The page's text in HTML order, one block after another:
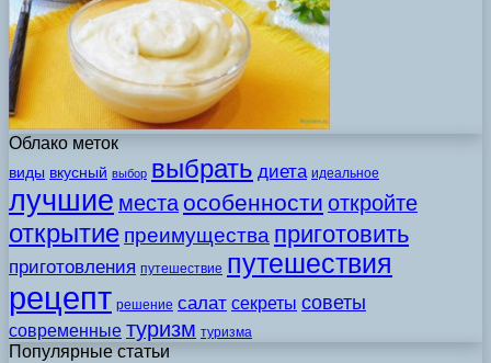
Облако меток
виды вкусный выбор выбрать диета идеальное
лучшие места особенности откройте
открытие преимущества приготовить
приготовления путешествие путешествия
рецепт решение салат секреты советы
современные туризм туризма
Популярные статьи